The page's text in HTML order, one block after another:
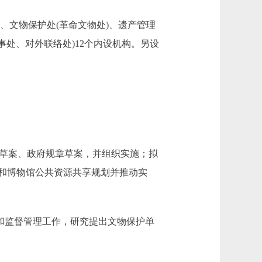
物保护处(革命文物处)、遗产管理
处、对外联络处)12个内设机构。另设
、政府规章草案，并组织实施；拟
博物馆公共资源共享规划并推动实
督管理工作，研究提出文物保护单